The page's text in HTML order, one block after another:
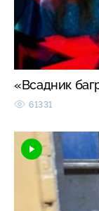
«Всадник
61331